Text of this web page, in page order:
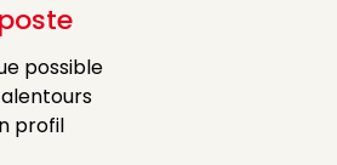
possible
alentours
profil